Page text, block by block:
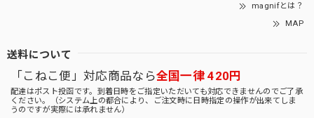
magnifとは？
MAP
送料について
「こねこ便」対応商品なら全国一律 420円
配達はポスト投函です。到着日時をご指定いただいても対応できませんのでご了承
ください。（システム上の都合により、ご注文時に日時指定の操作が出来てしま
うのですが実際には承れません）